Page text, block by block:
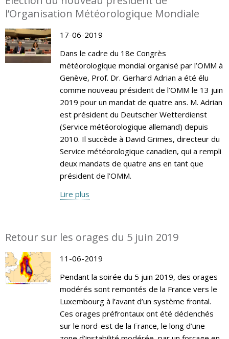
l’Organisation Météorologique Mondiale
17-06-2019
Dans le cadre du 18e Congrès
météorologique mondial organisé par l’OMM à
Genève, Prof. Dr. Gerhard Adrian a été élu
comme nouveau président de l’OMM le 13 juin
2019 pour un mandat de quatre ans. M. Adrian
est président du Deutscher Wetterdienst
(Service météorologique allemand) depuis
2010. Il succède à David Grimes, directeur du
Service météorologique canadien, qui a rempli
deux mandats de quatre ans en tant que
président de l’OMM.
Lire plus
Retour sur les orages du 5 juin 2019
11-06-2019
Pendant la soirée du 5 juin 2019, des orages
modérés sont remontés de la France vers le
Luxembourg à l’avant d’un système frontal.
Ces orages préfrontaux ont été déclenchés
sur le nord-est de la France, le long d’une